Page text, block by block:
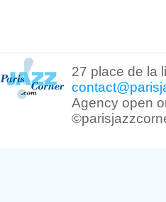
27 place de la
Agency open